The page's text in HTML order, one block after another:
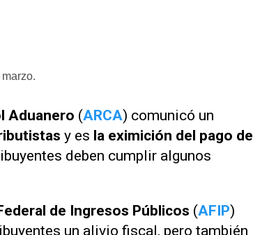
Aduanero (ARCA) comunicó un
y es la eximición del pago de
deben cumplir algunos
de Ingresos Públicos (AFIP)
un alivio fiscal, pero también